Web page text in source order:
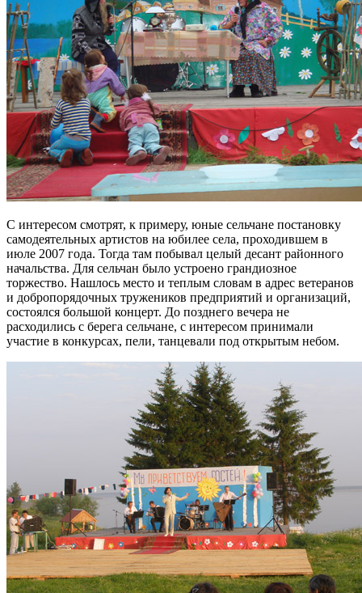
С интересом смотрят, к примеру, юные сельчане постановку
самодеятельных артистов на юбилее села, проходившем в
июле 2007 года. Тогда там побывал целый десант районного
начальства. Для сельчан было устроено грандиозное
торжество. Нашлось место и теплым словам в адрес ветеранов
и добропорядочных тружеников предприятий и организаций,
состоялся большой концерт. До позднего вечера не
расходились с берега сельчане, с интересом принимали
участие в конкурсах, пели, танцевали под открытым небом.